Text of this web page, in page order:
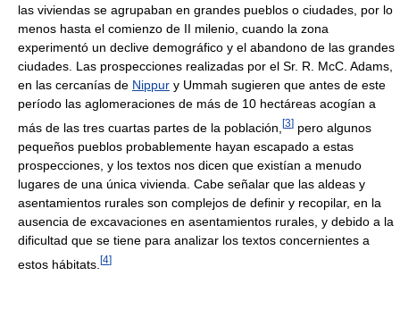
las viviendas se agrupaban en grandes pueblos o ciudades, por lo
menos hasta el comienzo de II milenio, cuando la zona
experimentó un declive demográfico y el abandono de las grandes
ciudades. Las prospecciones realizadas por el Sr. R. McC. Adams,
en las cercanías de Nippur y Ummah sugieren que antes de este
período las aglomeraciones de más de 10 hectáreas acogían a
más de las tres cuartas partes de la población, [3] pero algunos
pequeños pueblos probablemente hayan escapado a estas
prospecciones, y los textos nos dicen que existían a menudo
lugares de una única vivienda. Cabe señalar que las aldeas y
asentamientos rurales son complejos de definir y recopilar, en la
ausencia de excavaciones en asentamientos rurales, y debido a la
dificultad que se tiene para analizar los textos concernientes a
estos hábitats. [4]